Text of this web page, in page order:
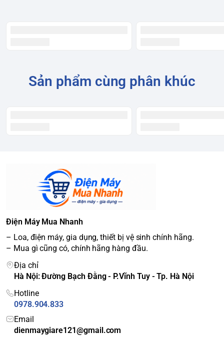
Sản phẩm cùng phân khúc
Điện Máy Mua Nhanh
– Loa, điện máy, gia dụng, thiết bị vệ sinh chính hãng.
– Mua gì cũng có, chính hãng hàng đầu.
Địa chỉ
Hà Nội: Đường Bạch Đằng - P.Vĩnh Tuy - Tp. Hà Nội
Hotline
0978.904.833
Email
dienmaygiare121@gmail.com